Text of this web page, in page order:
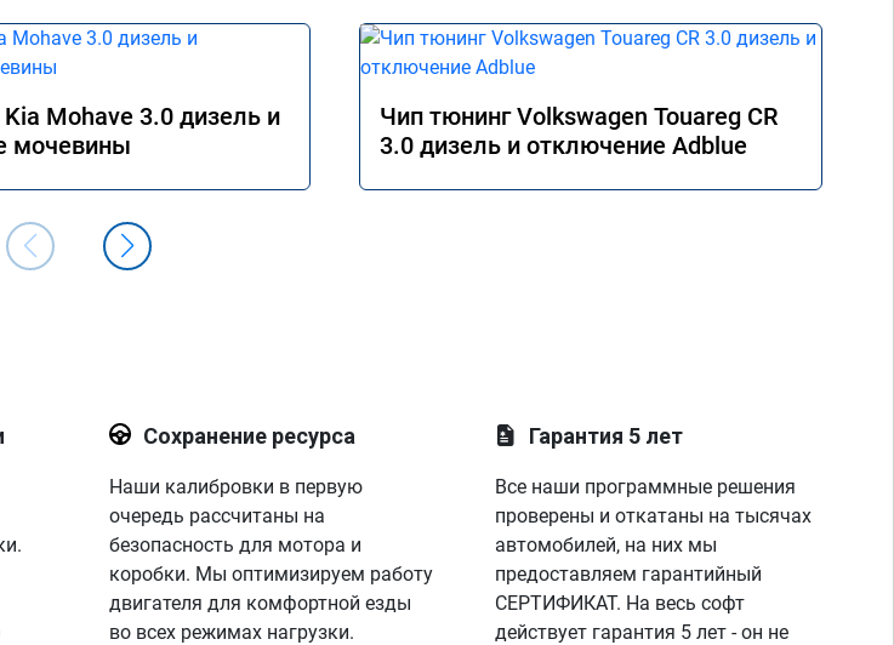
Mohave 3.0 дизель и
мочевины
Чип тюнинг Volkswagen Touareg CR
3.0 дизель и отключение Adblue
Сохранение ресурса
Наши калибровки в первую
очередь рассчитаны на
безопасность для мотора и
коробки. Мы оптимизируем работу
двигателя для комфортной езды
во всех режимах нагрузки.
Гарантия 5 лет
Все наши программные решения
проверены и откатаны на тысячах
автомобилей, на них мы
предоставляем гарантийный
СЕРТИФИКАТ. На весь софт
действует гарантия 5 лет - он не